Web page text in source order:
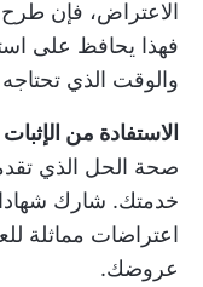
الاعتراض، فإن طرح
فهذا يحافظ على
والوقت الذي تحتاجه
الاستفادة من
صحة الحل الذي
خدمتك. شارك
اعتراضات مماثلة
عروضك.